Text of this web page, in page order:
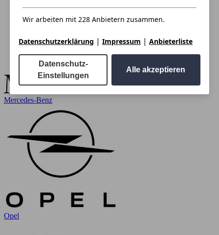
Mercedes-Benz
Opel
Wir arbeiten mit 228 Anbietern zusammen.
Datenschutzerklärung | Impressum | Anbieterliste
Datenschutz-
Einstellungen
Alle akzeptieren